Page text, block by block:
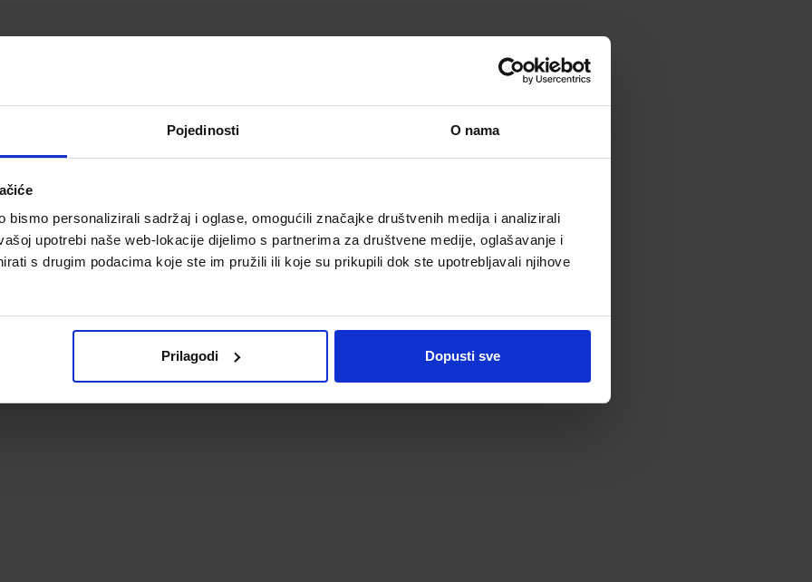
Pojedinosti O nama
bismo personalizirali sadržaj i oglase, omogućili značajke društvenih medija i analizirali
upotrebi naše web-lokacije dijelimo s partnerima za društvene medije, oglašavanje i
s drugim podacima koje ste im pružili ili koje su prikupili dok ste upotrebljavali njihove
Prilagodi Dopusti sve